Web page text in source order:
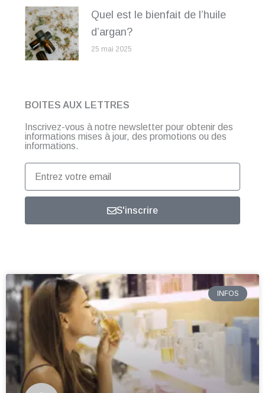
Quel est le bienfait de l’huile
d’argan?
25 mai 2025
BOITES AUX LETTRES
Inscrivez-vous à notre newsletter pour obtenir des
informations mises à jour, des promotions ou des
informations.
Entrez
votre
email
S'inscrire
INFOS